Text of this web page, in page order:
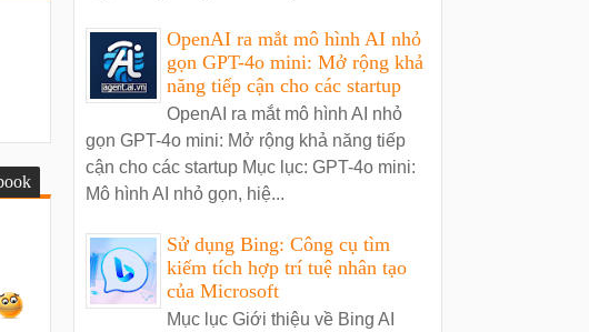
OpenAI ra mắt mô hình AI nhỏ
gọn GPT-4o mini: Mở rộng khả
năng tiếp cận cho các startup
OpenAI ra mắt mô hình AI nhỏ
gọn GPT-4o mini: Mở rộng khả năng tiếp
cận cho các startup Mục lục: GPT-4o mini:
Mô hình AI nhỏ gọn, hiệ...
Sử dụng Bing: Công cụ tìm
kiếm tích hợp trí tuệ nhân tạo
của Microsoft
Mục lục Giới thiệu về Bing AI